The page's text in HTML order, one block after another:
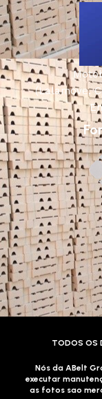
(Lalamove,
TODOS OS
Nós da ABelt
executar
as fotos sao